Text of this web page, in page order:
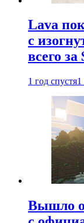
Lava
с
всего за
1 год спустя1
Вышло